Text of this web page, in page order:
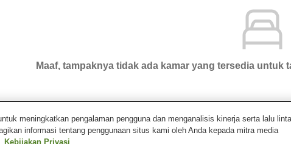
Maaf, tampaknya tidak ada kamar yang tersedia untuk
Fukui Kota Awara Awara Onsen Gurabatei
meningkatkan pengalaman pengguna dan menganalisis kinerja serta lalu
informasi tentang penggunaan situs kami oleh Anda kepada mitra media
Kebijakan Privasi